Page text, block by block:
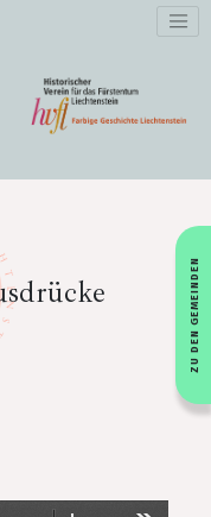
ZU DEN GEMEINDEN